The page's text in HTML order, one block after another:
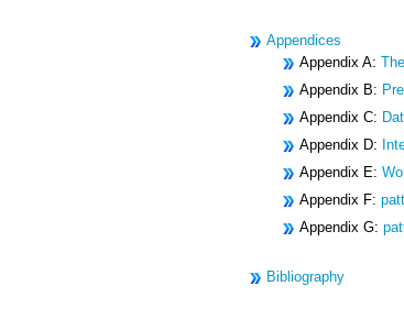
Appendices
Appendix A:
Appendix B:
Appendix C:
Appendix D:
Appendix E:
Appendix F:
Appendix G:
Bibliography